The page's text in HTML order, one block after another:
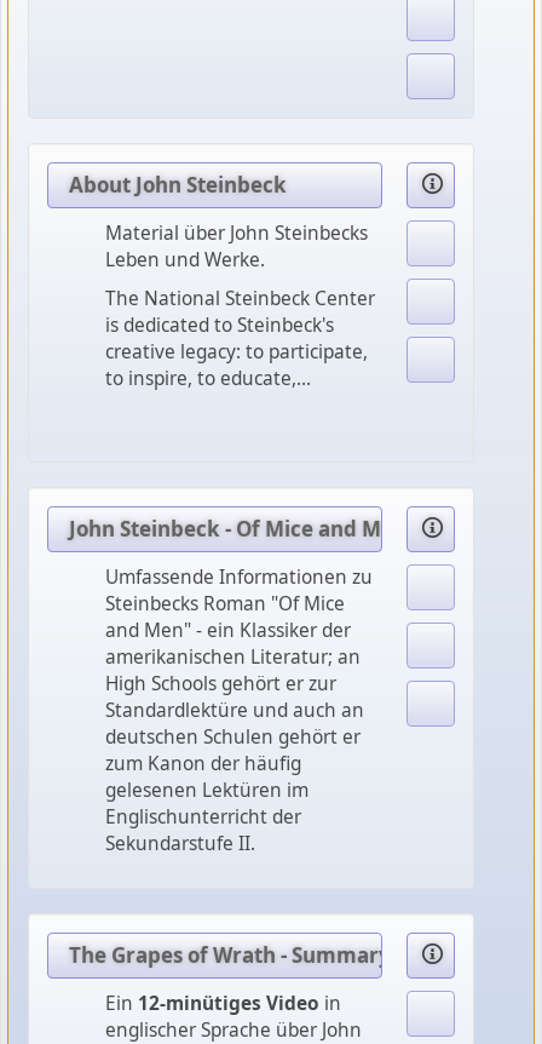
About John Steinbeck
Material über John Steinbecks
Leben und Werke.
The National Steinbeck Center
is dedicated to Steinbeck's
creative legacy: to participate,
to inspire, to educate,...
John Steinbeck - Of Mice and Men
Umfassende Informationen zu
Steinbecks Roman "Of Mice
and Men" - ein Klassiker der
amerikanischen Literatur; an
High Schools gehört er zur
Standardlektüre und auch an
deutschen Schulen gehört er
zum Kanon der häufig
gelesenen Lektüren im
Englischunterricht der
Sekundarstufe II.
The Grapes of Wrath - Summary & Analysis
Ein 12-minütiges Video in
englischer Sprache über John